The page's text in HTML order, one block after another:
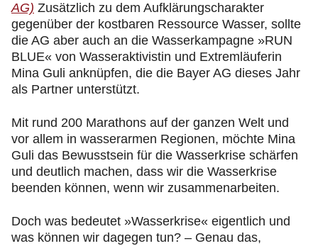
AG) Zusätzlich zu dem Aufklärungscharakter
gegenüber der kostbaren Ressource Wasser, sollte
die AG aber auch an die Wasserkampagne »RUN
BLUE« von Wasseraktivistin und Extremläuferin
Mina Guli anknüpfen, die die Bayer AG dieses Jahr
als Partner unterstützt.
Mit rund 200 Marathons auf der ganzen Welt und
vor allem in wasserarmen Regionen, möchte Mina
Guli das Bewusstsein für die Wasserkrise schärfen
und deutlich machen, dass wir die Wasserkrise
beenden können, wenn wir zusammenarbeiten.
Doch was bedeutet »Wasserkrise« eigentlich und
was können wir dagegen tun? – Genau das,